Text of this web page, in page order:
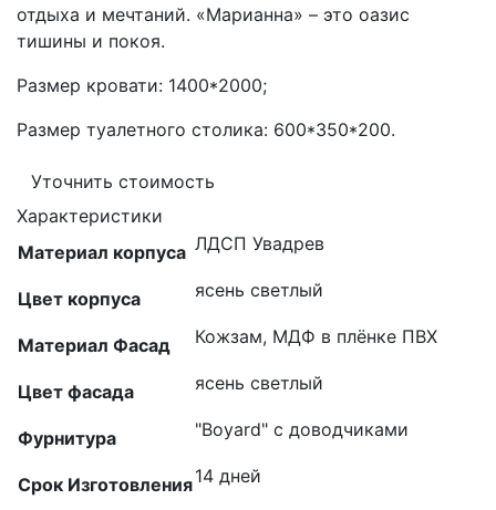
отдыха и мечтаний. «Марианна» – это оазис
тишины и покоя.
Размер кровати: 1400*2000;
Размер туалетного столика: 600*350*200.
Уточнить стоимость
Характеристики
Материал корпуса ЛДСП Увадрев
Цвет корпуса ясень светлый
Материал Фасад Кожзам, МДФ в плёнке ПВХ
Цвет фасада ясень светлый
Фурнитура "Boyard" с доводчиками
Срок Изготовления14 дней